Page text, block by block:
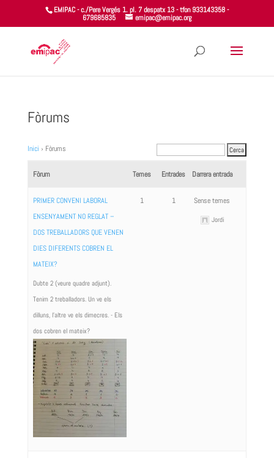
EMIPAC - c./Pere Vergés 1. pl. 7 despatx 13 - tfon 933143358 -
679685835
emipac@emipac.org
Fòrums
Inici › Fòrums
Fòrum Temes Entrades Darrera entrada
PRIMER CONVENI LABORAL
ENSENYAMENT NO REGLAT –
DOS TREBALLADORS QUE VENEN
DIES DIFERENTS COBREN EL
MATEIX?
Dubte 2 (veure quadre adjunt).
Tenim 2 treballadors. Un ve els
dilluns, l'altre ve els dimecres. - Els
dos cobren el mateix?
1 1 Sense temes
Jordi